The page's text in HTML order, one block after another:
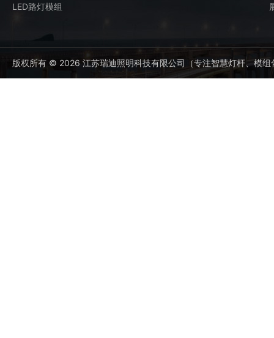
LED路灯模组
版权所有 © 2026 江苏瑞迪照明科技有限公司（专注智慧灯杆、模组